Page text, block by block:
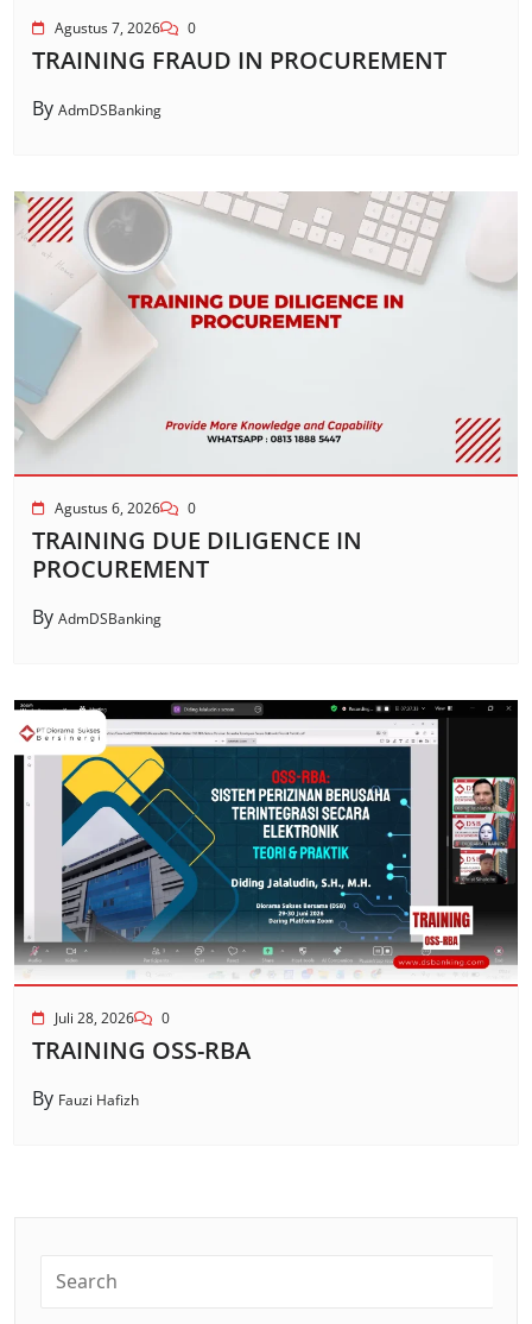
Agustus 7, 2026 0
TRAINING FRAUD IN PROCUREMENT
By AdmDSBanking
Agustus 6, 2026 0
TRAINING DUE DILIGENCE IN
PROCUREMENT
By AdmDSBanking
Juli 28, 2026 0
TRAINING OSS-RBA
By Fauzi Hafizh